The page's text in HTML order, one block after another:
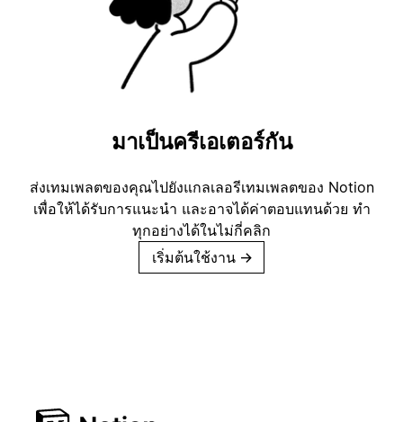
มาเป็นครีเอเตอร์กัน
ส่งเทมเพลตของคุณไปยังแกลเลอรีเทมเพลตของ Notion
เพื่อให้ได้รับการแนะนำ และอาจได้ค่าตอบแทนด้วย ทำ
ทุกอย่างได้ในไม่กี่คลิก
เริ่มต้นใช้งาน →